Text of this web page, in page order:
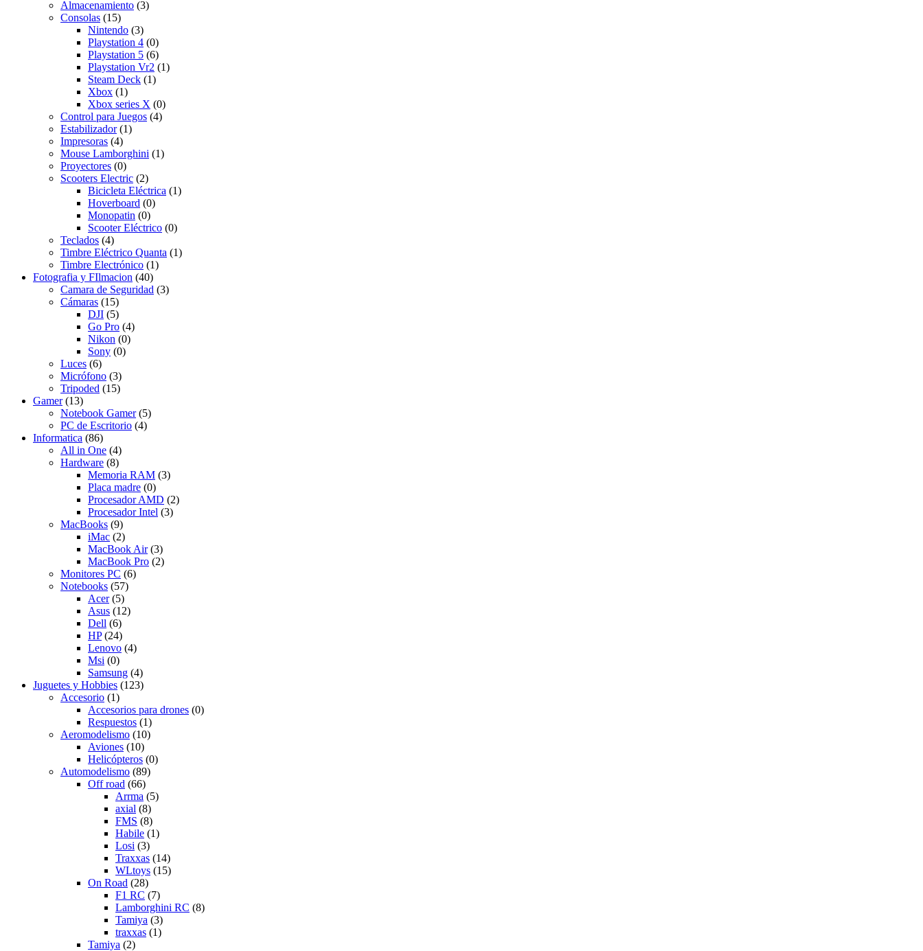
Almacenamiento (3)
Consolas (15)
Nintendo (3)
Playstation 4 (0)
Playstation 5 (6)
Playstation Vr2 (1)
Steam Deck (1)
Xbox (1)
Xbox series X (0)
Control para Juegos (4)
Estabilizador (1)
Impresoras (4)
Mouse Lamborghini (1)
Proyectores (0)
Scooters Electric (2)
Bicicleta Eléctrica (1)
Hoverboard (0)
Monopatin (0)
Scooter Eléctrico (0)
Teclados (4)
Timbre Eléctrico Quanta (1)
Timbre Electrónico (1)
Fotografia y FIlmacion (40)
Camara de Seguridad (3)
Cámaras (15)
DJI (5)
Go Pro (4)
Nikon (0)
Sony (0)
Luces (6)
Micrófono (3)
Tripoded (15)
Gamer (13)
Notebook Gamer (5)
PC de Escritorio (4)
Informatica (86)
All in One (4)
Hardware (8)
Memoria RAM (3)
Placa madre (0)
Procesador AMD (2)
Procesador Intel (3)
MacBooks (9)
iMac (2)
MacBook Air (3)
MacBook Pro (2)
Monitores PC (6)
Notebooks (57)
Acer (5)
Asus (12)
Dell (6)
HP (24)
Lenovo (4)
Msi (0)
Samsung (4)
Juguetes y Hobbies (123)
Accesorio (1)
Accesorios para drones (0)
Respuestos (1)
Aeromodelismo (10)
Aviones (10)
Helicópteros (0)
Automodelismo (89)
Off road (66)
Arrma (5)
axial (8)
FMS (8)
Habile (1)
Losi (3)
Traxxas (14)
WLtoys (15)
On Road (28)
F1 RC (7)
Lamborghini RC (8)
Tamiya (3)
traxxas (1)
Tamiya (2)